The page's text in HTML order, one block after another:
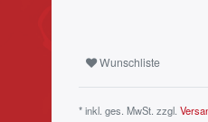
Wunschliste
* inkl. ges. MwSt. zzgl.